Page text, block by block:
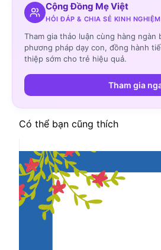
Cộng Đồng Mẹ Việt
HỎI ĐÁP & CHIA SẺ KINH NGHIỆM
Tham gia thảo luận cùng hàng ngàn
phương pháp dạy con, đồng hành
thiệp sớm cho trẻ hiệu quả.
Tham gia
Có thể bạn cũng thích